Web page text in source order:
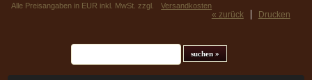
Alle Preisangaben in EUR inkl. MwSt. zzgl. Versandkosten
Drucken
« zurück